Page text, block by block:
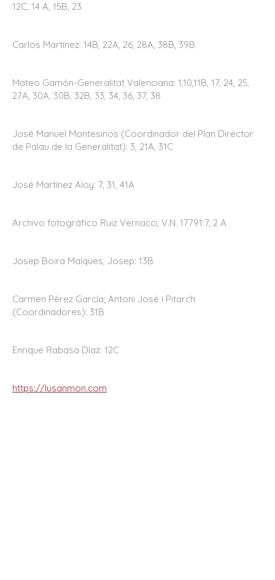
12C, 14 A, 15B, 23
Carlos Martínez: 14B, 22A, 26, 28A, 38B, 39B
Mateo Gamón-Generalitat Valenciana: 1,10,11B, 17, 24, 25,
27A, 30A, 30B, 32B, 33, 34, 36, 37, 38
José Manuel Montesinos (Coordinador del Plan Director
de Palau de la Generalitat): 3, 21A, 31C
José Martínez Aloy: 7, 31, 41A
Archivo fotográfico Ruiz Vernacci, V.N. 17791:7, 2 A
Josep Boira Maiques, Josep: 13B
Carmen Pérez García; Antoni José i Pitarch
(Coordinadores): 31B
Enrique Rabasa Díaz: 12C
https://lusanmon.com